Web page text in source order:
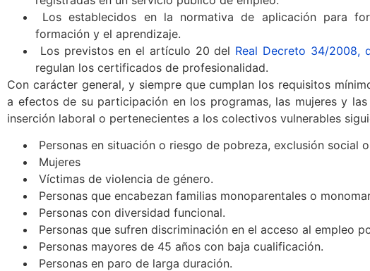
Los establecidos en la normativa de aplicación para
formación y el aprendizaje.
Los previstos en el artículo 20 del Real Decreto 34/2008,
regulan los certificados de profesionalidad.
Con carácter general, y siempre que cumplan los requisitos
a efectos de su participación en los programas, las mujeres y
inserción laboral o pertenecientes a los colectivos vulnerables
Personas en situación o riesgo de pobreza, exclusión social
Mujeres
Víctimas de violencia de género.
Personas que encabezan familias monoparentales o
Personas con diversidad funcional.
Personas que sufren discriminación en el acceso al empleo
Personas mayores de 45 años con baja cualificación.
Personas en paro de larga duración.